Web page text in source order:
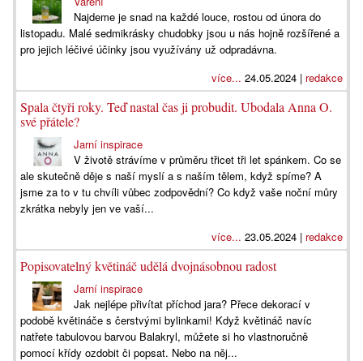
Najdeme je snad na každé louce, rostou od února do
listopadu. Malé sedmikrásky chudobky jsou u nás hojně rozšířené a
pro jejich léčivé účinky jsou využívány už odpradávna.
více... 24.05.2024 | redakce
Spala čtyři roky. Teď nastal čas ji probudit. Ubodala Anna O.
své přátele?
Jarní inspirace
V životě strávíme v průměru třicet tři let spánkem. Co se
ale skutečně děje s naší myslí a s naším tělem, když spíme? A
jsme za to v tu chvíli vůbec zodpovědní? Co když vaše noční můry
zkrátka nebyly jen ve vaší...
více... 23.05.2024 | redakce
Popisovatelný květináč udělá dvojnásobnou radost
Jarní inspirace
Jak nejlépe přivítat příchod jara? Přece dekorací v
podobě květináče s čerstvými bylinkami! Když květináč navíc
natřete tabulovou barvou Balakryl, můžete si ho vlastnoručně
pomocí křídy ozdobit či popsat. Nebo na něj...